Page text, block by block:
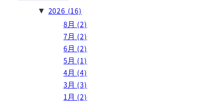
▼ 2026 (16)
8月 (2)
7月 (2)
6月 (2)
5月 (1)
4月 (4)
3月 (3)
1月 (2)